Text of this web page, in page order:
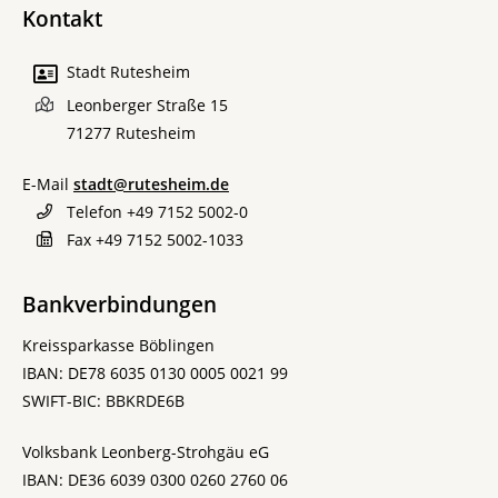
Kontakt
Stadt Rutesheim
Leonberger Straße 15
71277 Rutesheim
E-Mail stadt@rutesheim.de
Telefon +49 7152 5002-0
Fax +49 7152 5002-1033
Bankverbindungen
Kreissparkasse Böblingen
IBAN: DE78 6035 0130 0005 0021 99
SWIFT-BIC: BBKRDE6B
Volksbank Leonberg-Strohgäu eG
IBAN: DE36 6039 0300 0260 2760 06